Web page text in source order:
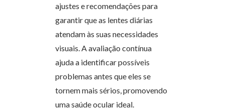
ajustes e recomendações para
garantir que as lentes diárias
atendam às suas necessidades
visuais. A avaliação contínua
ajuda a identificar possíveis
problemas antes que eles se
tornem mais sérios, promovendo
uma saúde ocular ideal.